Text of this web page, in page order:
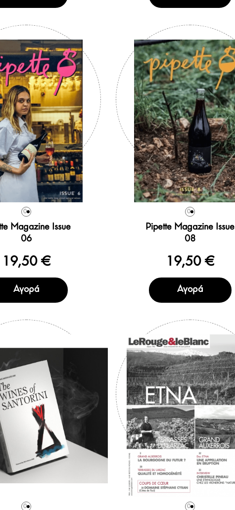
0
Magazine Issue
06
19,50 €
Αγορά
0
Pipette Magazine Issue
08
19,50 €
Αγορά
0 0